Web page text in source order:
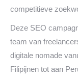
competitieve
Deze SEO
team van
digitale nomade
Filipijnen tot aan